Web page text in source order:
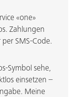
«one»
Zahlungen
SMS-Code.
Symbol sehe,
einsetzen –
Meine